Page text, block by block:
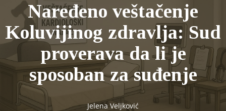
Naređeno veštačenje
Koluvijinog zdravlja: Sud
proverava da li je
sposoban za suđenje
Jelena Veljković